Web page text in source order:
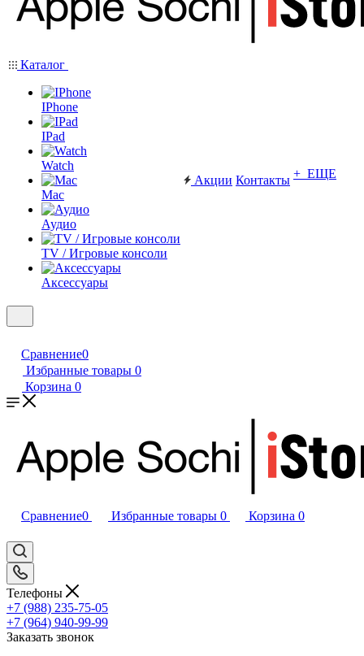
Каталог
IPhone
IPad
Watch
Mac
Аудио
TV / Игровые консоли
Аксессуары
Акции Контакты + ЕЩЕ
Сравнение0
Избранные товары 0
Корзина 0
Сравнение0 Избранные товары 0 Корзина 0
Телефоны
+7 (988) 235-75-05
+7 (964) 940-99-99
Заказать звонок